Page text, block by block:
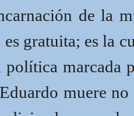
de la
gratuita; es la
política marcada
muere